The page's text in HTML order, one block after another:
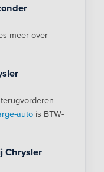
meer over
auto is BTW-
Chrysler